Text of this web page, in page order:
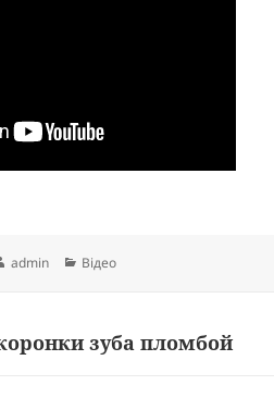
Автор
admin Категорії
Відео
зуба пломбой